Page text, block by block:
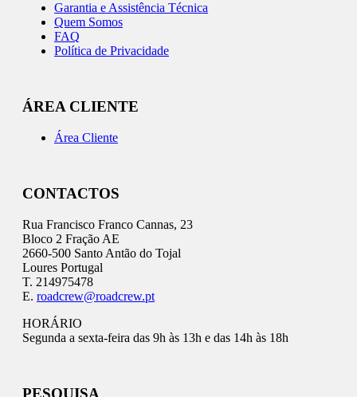
Garantia e Assistência Técnica
Quem Somos
FAQ
Política de Privacidade
ÁREA CLIENTE
Área Cliente
CONTACTOS
Rua Francisco Franco Cannas, 23
Bloco 2 Fração AE
2660-500 Santo Antão do Tojal
Loures Portugal
T. 214975478
E. roadcrew@roadcrew.pt
HORÁRIO
Segunda a sexta-feira das 9h às 13h e das 14h às 18h
PESQUISA